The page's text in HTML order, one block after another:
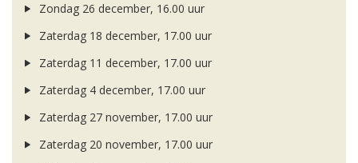
Zondag 26 december, 16.00 uur
Zaterdag 18 december, 17.00 uur
Zaterdag 11 december, 17.00 uur
Zaterdag 4 december, 17.00 uur
Zaterdag 27 november, 17.00 uur
Zaterdag 20 november, 17.00 uur